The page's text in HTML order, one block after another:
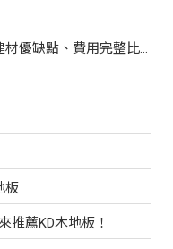
地板材質全攻略！6種常見地板建材優缺點、費用完整比較
板
推薦KD木地板！